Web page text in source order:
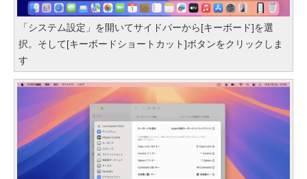
「システム設定」を開いてサイドバーから[キーボード]を選
択。そして[キーボードショートカット]ボタンをクリックしま
す